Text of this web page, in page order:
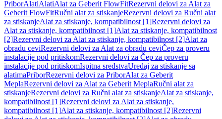
PriborAlatiAlatiAlat za Geberit FlowFitRezervni delovi za Alat za
Geberit FlowFitRučni alat za stiskanjeRezervni delovi za Ručni alat
za stiskanjeAlat za stiskanje, kompatibilnost [1]Rezervni delovi za
Alat za stiskanje, kompatibilnost [1]Alat za stiskanje, kompatibilnost
[2]Rezervni delovi za Alat za stiskanje, kompatibilnost [2]Alat za
obradu ceviRezervni delovi za Alat za obradu ceviČep za proveru
instalacije pod pritiskomRezervni delovi za Čep za proveru
instalacije pod pritiskomIspitna sredstvaUređaj za stiskanje sa
alatimaPriborRezervni delovi za PriborAlat za Geberit
MeplaRezervni delovi za Alat za Geberit MeplaRučni alat za
stiskanjeRezervni delovi za Ručni alat za stiskanjeAlat za stiskanje,
kompatibilnost [1]Rezervni delovi za Alat za stiskanje,
kompatibilnost [1]Alat za stiskanje, kompatibilnost [2]Rezervni